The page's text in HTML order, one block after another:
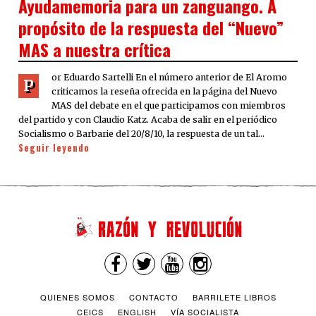
Ayudamemoria para un zanguango. A
propósito de la respuesta del “Nuevo”
MAS a nuestra crítica
P
or Eduardo Sartelli En el número anterior de El Aromo
criticamos la reseña ofrecida en la página del Nuevo
MAS del debate en el que participamos con miembros
del partido y con Claudio Katz. Acaba de salir en el periódico
Socialismo o Barbarie del 20/8/10, la respuesta de un tal…
Seguir leyendo
QUIENES SOMOS CONTACTO
BARRILETE LIBROS
CEICS
ENGLISH VÍA SOCIALISTA